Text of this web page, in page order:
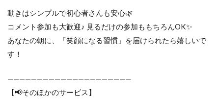
動きはシンプルで初心者さんも安心🌿
コメント参加も大歓迎♪ 見るだけの参加ももちろんOK✨
あなたの朝に、「笑顔になる習慣」を届けられたら嬉しいで
す！
—————————————————————
【📢そのほかのサービス】